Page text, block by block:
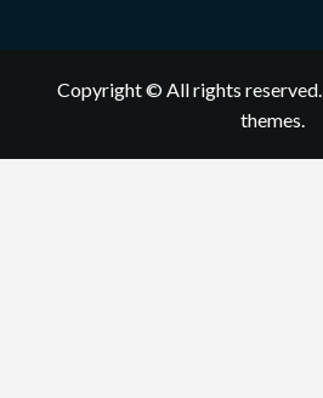
Copyright © All rights reserved.
themes.